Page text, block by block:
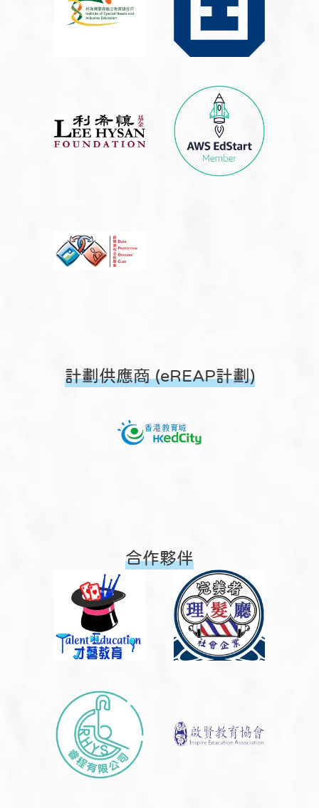
計劃供應商 (eREAP計劃)
合作夥伴